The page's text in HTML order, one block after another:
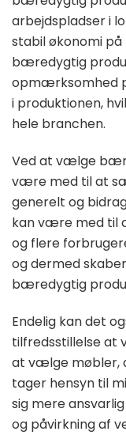
arbejdspladser i
stabil økonomi på
bæredygtig
opmærksomhed
i produktionen,
hele branchen.
Ved at vælge
være med til at
generelt og
kan være med til
og flere
og dermed
bæredygtig
Endelig kan det
tilfredsstillelse
at vælge møbler,
tager hensyn til
sig mere
og påvirkning af